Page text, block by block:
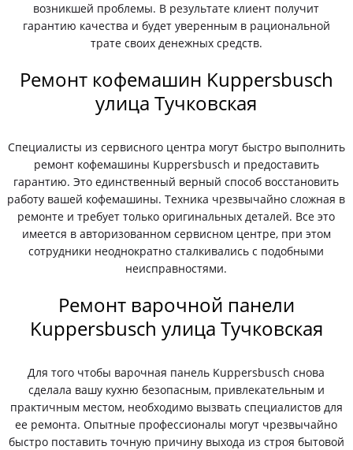
возникшей проблемы. В результате клиент получит
гарантию качества и будет уверенным в рациональной
трате своих денежных средств.
Ремонт кофемашин Kuppersbusch
улица Тучковская
Специалисты из сервисного центра могут быстро выполнить
ремонт кофемашины Kuppersbusch и предоставить
гарантию. Это единственный верный способ восстановить
работу вашей кофемашины. Техника чрезвычайно сложная в
ремонте и требует только оригинальных деталей. Все это
имеется в авторизованном сервисном центре, при этом
сотрудники неоднократно сталкивались с подобными
неисправностями.
Ремонт варочной панели
Kuppersbusch улица Тучковская
Для того чтобы варочная панель Kuppersbusch снова
сделала вашу кухню безопасным, привлекательным и
практичным местом, необходимо вызвать специалистов для
ее ремонта. Опытные профессионалы могут чрезвычайно
быстро поставить точную причину выхода из строя бытовой